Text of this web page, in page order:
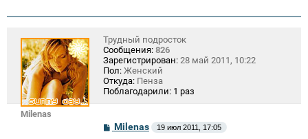
Milenas
Трудный подросток
Сообщения: 826
Зарегистрирован: 28 май 2011, 10:22
Пол: Женский
Откуда: Пенза
Поблагодарили: 1 раз
СMilenas 19 июл 2011, 17:05